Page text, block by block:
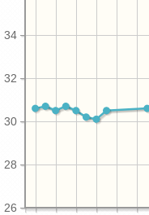
26
28
30
32
34